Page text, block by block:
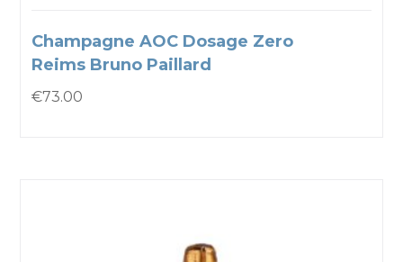
Champagne AOC Dosage Zero
Reims Bruno Paillard
€73.00